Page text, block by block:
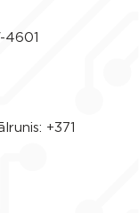
4601
+371